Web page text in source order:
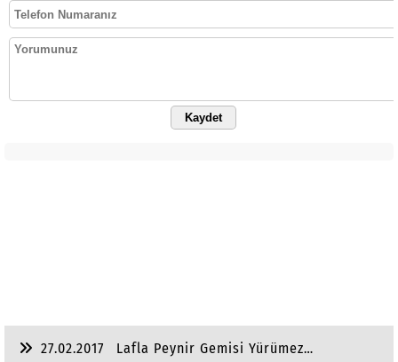
Kaydet
27.02.2017
Lafla Peynir Gemisi Yürümez…